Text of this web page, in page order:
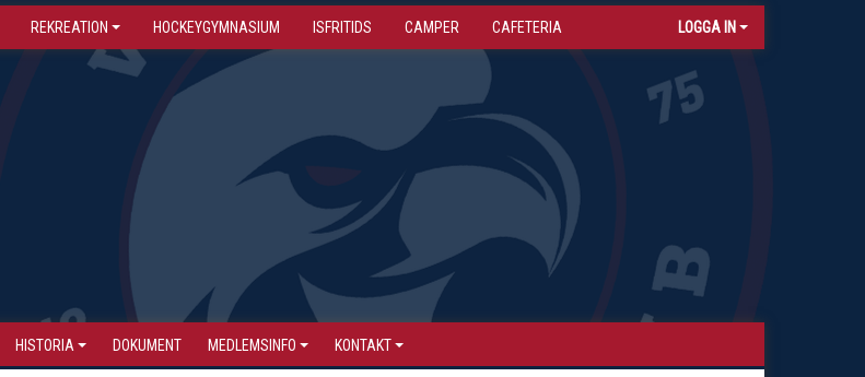
REKREATION HOCKEYGYMNASIUM ISFRITIDS CAMPER CAFETERIA LOGGA IN
HISTORIA DOKUMENT MEDLEMSINFO KONTAKT